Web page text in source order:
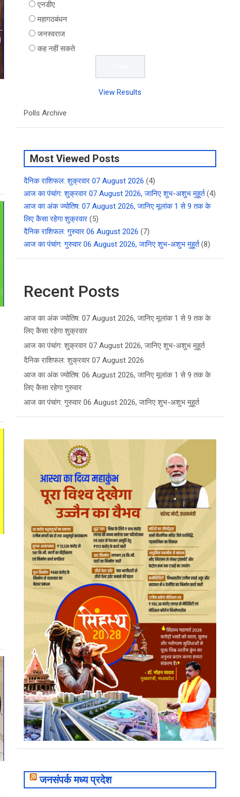
एनडीए
महागठबंधन
जनस्वराज
कह नहीं सकते
View Results
Polls Archive
Most Viewed Posts
दैनिक राशिफल: शुक्रवार 07 August 2026 (4)
आज का पंचांग: शुक्रवार 07 August 2026, जानिए शुभ-अशुभ मुहूर्त (4)
आज का अंक ज्योतिष: 07 August 2026, जानिए मूलांक 1 से 9 तक के
लिए कैसा रहेगा शुक्रवार (5)
दैनिक राशिफल: गुरुवार 06 August 2026 (7)
आज का पंचांग: गुरुवार 06 August 2026, जानिए शुभ-अशुभ मुहूर्त (8)
Recent Posts
आज का अंक ज्योतिष: 07 August 2026, जानिए मूलांक 1 से 9 तक के
लिए कैसा रहेगा शुक्रवार
आज का पंचांग: शुक्रवार 07 August 2026, जानिए शुभ-अशुभ मुहूर्त
दैनिक राशिफल: शुक्रवार 07 August 2026
आज का अंक ज्योतिष: 06 August 2026, जानिए मूलांक 1 से 9 तक के
लिए कैसा रहेगा गुरुवार
आज का पंचांग: गुरुवार 06 August 2026, जानिए शुभ-अशुभ मुहूर्त
जनसंपर्क मध्य प्रदेश